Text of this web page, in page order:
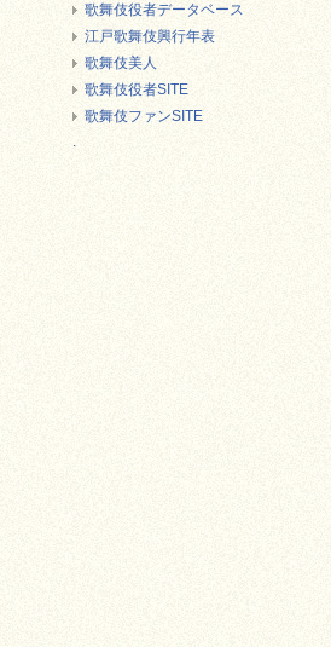
歌舞伎役者データベース
江戸歌舞伎興行年表
歌舞伎美人
歌舞伎役者SITE
歌舞伎ファンSITE
.